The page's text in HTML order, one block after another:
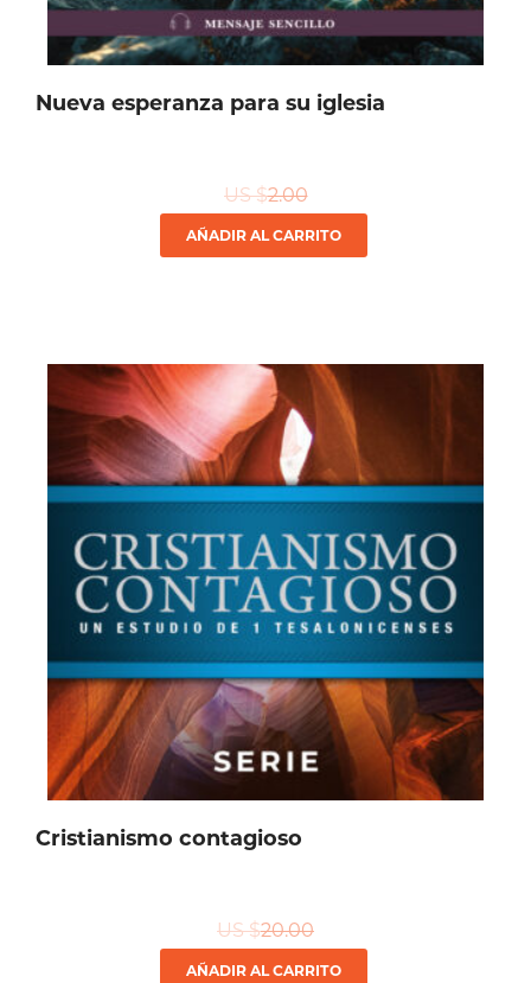
Nueva esperanza para su iglesia
US $2.00
AÑADIR AL CARRITO
Cristianismo contagioso
US $20.00
AÑADIR AL CARRITO